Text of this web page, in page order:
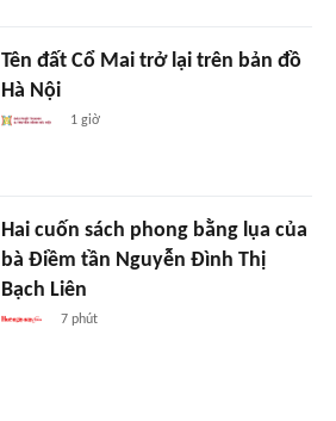
Tên đất Cổ Mai trở lại trên bản đồ
Hà Nội
1 giờ
Hai cuốn sách phong bằng lụa của
bà Điềm tần Nguyễn Đình Thị
Bạch Liên
7 phút